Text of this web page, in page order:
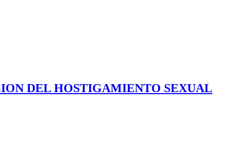
DEL HOSTIGAMIENTO SEXUAL